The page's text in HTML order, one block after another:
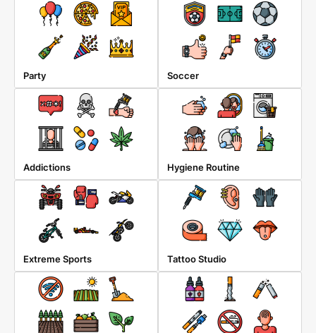
Party Soccer
Addictions Hygiene Routine
Extreme Sports Tattoo Studio